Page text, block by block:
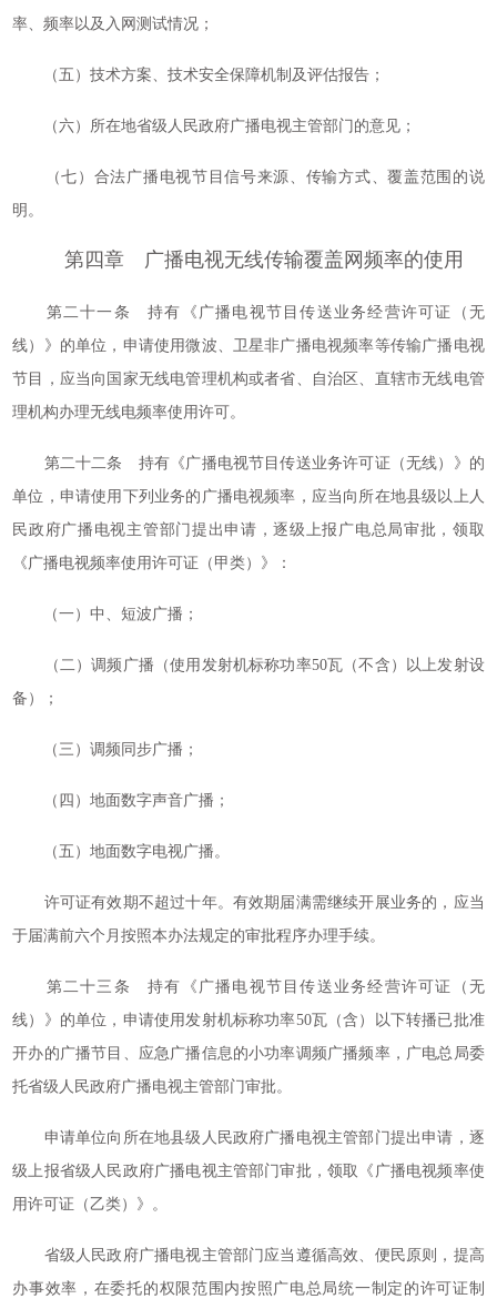
率、频率以及入网测试情况；
（五）技术方案、技术安全保障机制及评估报告；
（六）所在地省级人民政府广播电视主管部门的意见；
（七）合法广播电视节目信号来源、传输方式、覆盖范围的说
明。
第四章 广播电视无线传输覆盖网频率的使用
第二十一条 持有《广播电视节目传送业务经营许可证（无
线）》的单位，申请使用微波、卫星非广播电视频率等传输广播电视
节目，应当向国家无线电管理机构或者省、自治区、直辖市无线电管
理机构办理无线电频率使用许可。
第二十二条 持有《广播电视节目传送业务许可证（无线）》的
单位，申请使用下列业务的广播电视频率，应当向所在地县级以上人
民政府广播电视主管部门提出申请，逐级上报广电总局审批，领取
《广播电视频率使用许可证（甲类）》：
（一）中、短波广播；
（二）调频广播（使用发射机标称功率50瓦（不含）以上发射设
备）；
（三）调频同步广播；
（四）地面数字声音广播；
（五）地面数字电视广播。
许可证有效期不超过十年。有效期届满需继续开展业务的，应当
于届满前六个月按照本办法规定的审批程序办理手续。
第二十三条 持有《广播电视节目传送业务经营许可证（无
线）》的单位，申请使用发射机标称功率50瓦（含）以下转播已批准
开办的广播节目、应急广播信息的小功率调频广播频率，广电总局委
托省级人民政府广播电视主管部门审批。
申请单位向所在地县级人民政府广播电视主管部门提出申请，逐
级上报省级人民政府广播电视主管部门审批，领取《广播电视频率使
用许可证（乙类）》。
省级人民政府广播电视主管部门应当遵循高效、便民原则，提高
办事效率，在委托的权限范围内按照广电总局统一制定的许可证制